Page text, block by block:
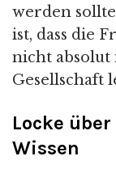
werden
ist, dass die
nicht absolut
Gesellschaft
Locke
Wissen